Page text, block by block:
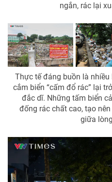
ngắn, rác lại
Thực tế đáng buồn là
cắm biển “cấm đổ rác” lại
đắc dĩ. Những tấm biển
đống rác chất cao, tạo
giữa